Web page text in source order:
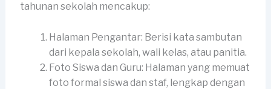
tahunan sekolah mencakup:
Halaman Pengantar: Berisi kata sambutan
dari kepala sekolah, wali kelas, atau panitia.
Foto Siswa dan Guru: Halaman yang memuat
foto formal siswa dan staf, lengkap dengan